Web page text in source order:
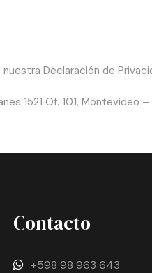
Declaración de
1521 Of. 101, Montevideo
Contacto
+598 98 963 643